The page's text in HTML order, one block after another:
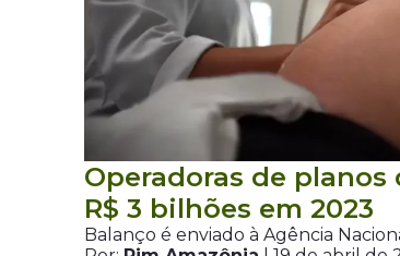
Operadoras de
R$ 3 bilhões em 2023
Balanço é enviado à Agência